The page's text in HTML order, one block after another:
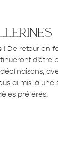
! De retour en
d’être
ai mis là une
préférés.